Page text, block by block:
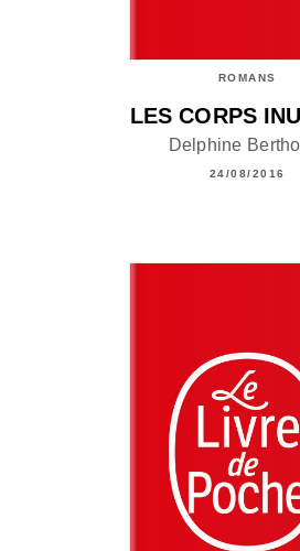
ROMANS
LES CORPS
Delphine
24/08/2016